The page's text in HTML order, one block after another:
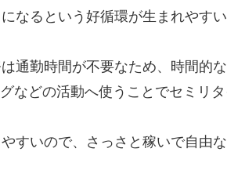
なるという好循環が生まれやすい
通勤時間が不要なため、時間的
などの活動へ使うことでセミリ
すいので、さっさと稼いで自由